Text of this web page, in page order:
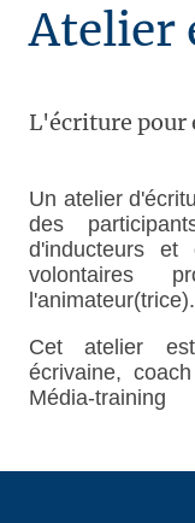
Atelier
L'écriture pour
Un atelier
des
d'inducteurs
volontaires
l'animateur(trice).
Cet atelier
écrivaine,
Média-training